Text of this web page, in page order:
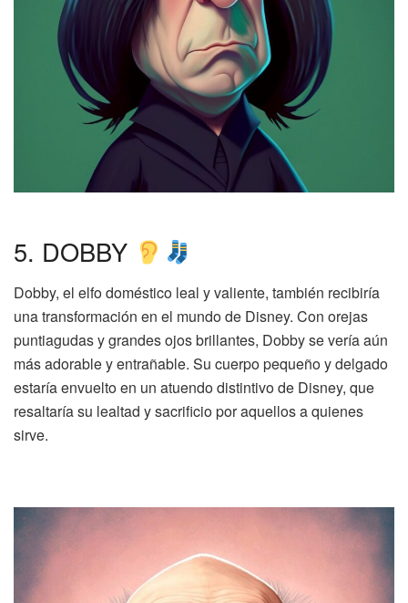
5. DOBBY
Dobby, el elfo doméstico leal y valiente, también recibiría
una transformación en el mundo de Disney. Con orejas
puntiagudas y grandes ojos brillantes, Dobby se vería aún
más adorable y entrañable. Su cuerpo pequeño y delgado
estaría envuelto en un atuendo distintivo de Disney, que
resaltaría su lealtad y sacrificio por aquellos a quienes
sirve.